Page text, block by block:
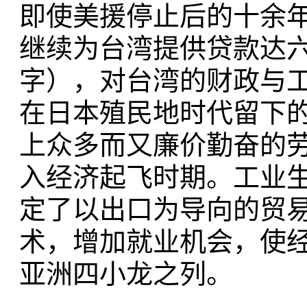
即使美援停止后的十余
继续为台湾提供贷款达
字），对台湾的财政与
在日本殖民地时代留下
上众多而又廉价勤奋的
入经济起飞时期。工业
定了以出口为导向的贸
术，增加就业机会，使
亚洲四小龙之列。